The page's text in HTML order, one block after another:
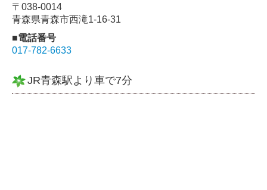
〒038-0014
青森県青森市西滝1-16-31
■電話番号
017-782-6633
JR青森駅より車で7分